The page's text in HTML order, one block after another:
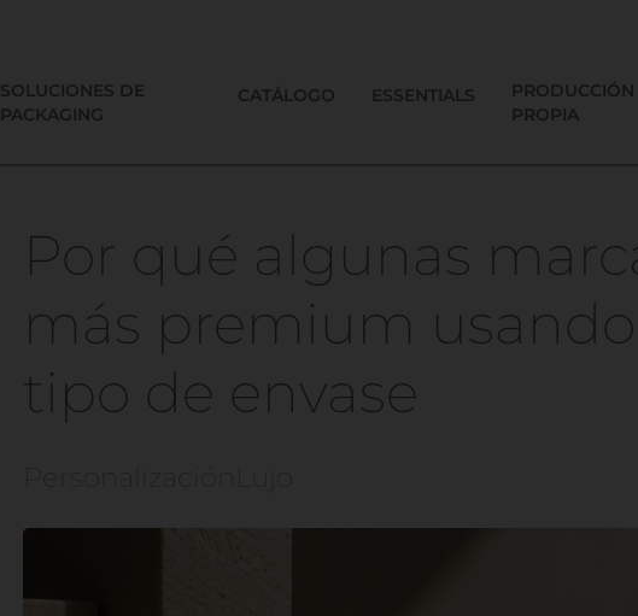
SOLUCIONES DE
PACKAGING
CATÁLOGO ESSENTIALS
PRODUCCIÓN
PROPIA
Por qué algunas
más premium
tipo de envase